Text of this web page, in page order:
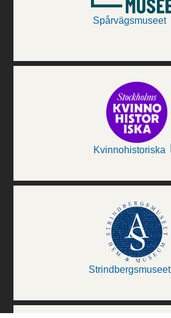
Spårvägsmuseet
Kvinnohistoriska
Strindbergsmuseet